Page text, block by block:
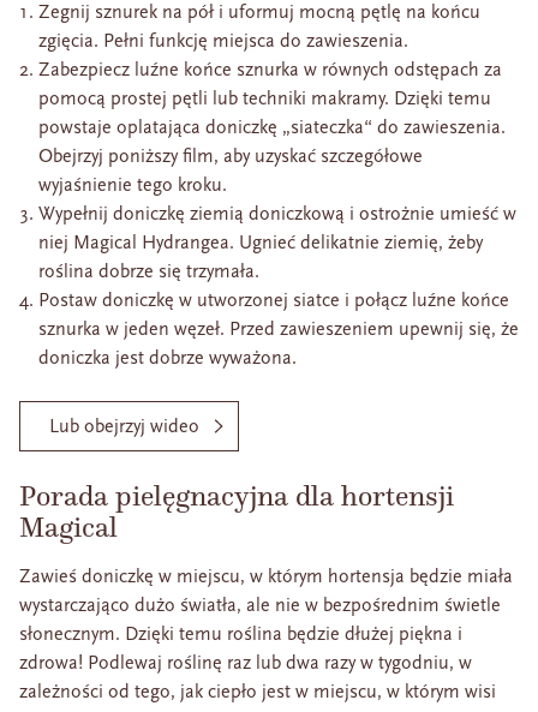
Zegnij sznurek na pół i uformuj mocną pętlę na końcu
zgięcia. Pełni funkcję miejsca do zawieszenia.
Zabezpiecz luźne końce sznurka w równych odstępach za
pomocą prostej pętli lub techniki makramy. Dzięki temu
powstaje oplatająca doniczkę „siateczka“ do zawieszenia.
Obejrzyj poniższy film, aby uzyskać szczegółowe
wyjaśnienie tego kroku.
Wypełnij doniczkę ziemią doniczkową i ostrożnie umieść w
niej Magical Hydrangea. Ugnieć delikatnie ziemię, żeby
roślina dobrze się trzymała.
Postaw doniczkę w utworzonej siatce i połącz luźne końce
sznurka w jeden węzeł. Przed zawieszeniem upewnij się, że
doniczka jest dobrze wyważona.
Lub obejrzyj wideo
Porada pielęgnacyjna dla hortensji
Magical
Zawieś doniczkę w miejscu, w którym hortensja będzie miała
wystarczająco dużo światła, ale nie w bezpośrednim świetle
słonecznym. Dzięki temu roślina będzie dłużej piękna i
zdrowa! Podlewaj roślinę raz lub dwa razy w tygodniu, w
zależności od tego, jak ciepło jest w miejscu, w którym wisi